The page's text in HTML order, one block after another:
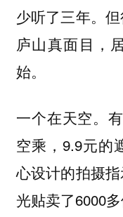
少听了三年。
庐山真面目，
始。
一个在天空。
空乘，9.9元的
心设计的拍摄
光贴卖了6000多